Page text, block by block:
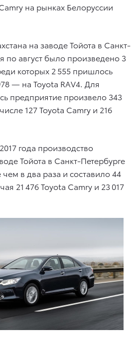
на рынках Белоруссии
на заводе Тойота в Санкт-
по август было произведено 3
которых 2 555 пришлось
— на Toyota RAV4. Для
предприятие произвело 343
127 Toyota Camry и 216
года производство
Тойота в Санкт-Петербурге
в два раза и составило 44
21 476 Toyota Camry и 23 017